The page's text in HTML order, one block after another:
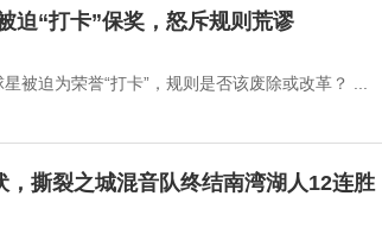
数
能源保险生态
迫“打卡”保奖，怒斥规则荒谬
被迫为荣誉“打卡”，规则是否该废除或改革？ ...
撕裂之城混音队终结南湾湖人12连胜